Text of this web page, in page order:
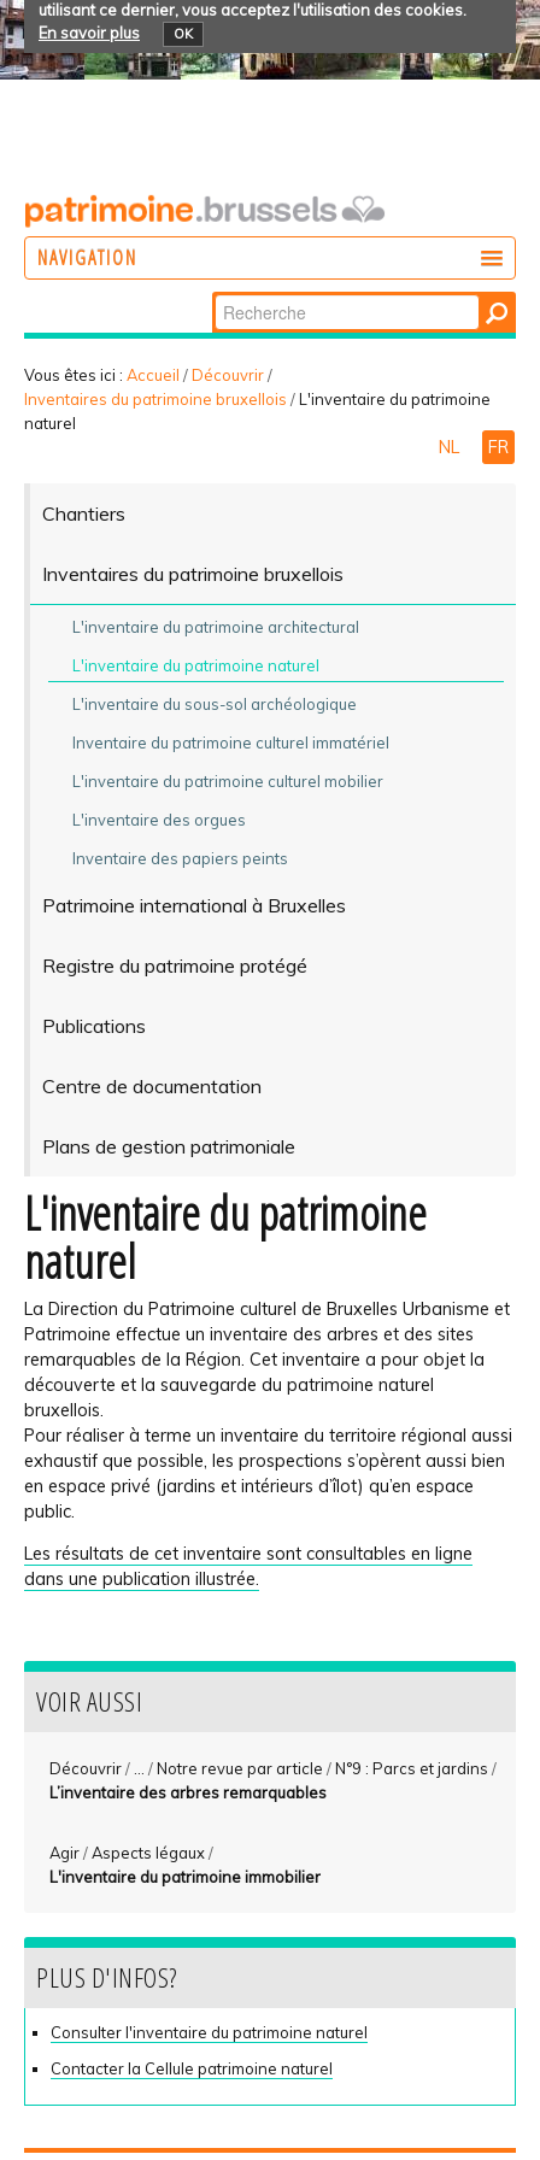
utilisant ce dernier, vous acceptez l'utilisation des cookies.
En savoir plus
OK
NAVIGATION
PARTICIPER
Chercher par
Recherche
avancée…
Vous êtes ici : Accueil /Découvrir/
Inventaires du patrimoine bruxellois /L'inventaire du patrimoine
naturel
NL FR
Chantiers
Inventaires du patrimoine bruxellois
L'inventaire du patrimoine architectural
L'inventaire du patrimoine naturel
L'inventaire du sous-sol archéologique
Inventaire du patrimoine culturel immatériel
L'inventaire du patrimoine culturel mobilier
L'inventaire des orgues
Inventaire des papiers peints
Patrimoine international à Bruxelles
Registre du patrimoine protégé
Publications
Centre de documentation
Plans de gestion patrimoniale
L'inventaire du patrimoine
naturel
La Direction du Patrimoine culturel de Bruxelles Urbanisme et
Patrimoine effectue un inventaire des arbres et des sites
remarquables de la Région. Cet inventaire a pour objet la
découverte et la sauvegarde du patrimoine naturel
bruxellois.
Pour réaliser à terme un inventaire du territoire régional aussi
exhaustif que possible, les prospections s’opèrent aussi bien
en espace privé (jardins et intérieurs d’îlot) qu’en espace
public.
Les résultats de cet inventaire sont consultables en ligne
dans une publication illustrée.
VOIR AUSSI
Découvrir/ .../Notre revue par article /N°9 : Parcs et jardins /
L’inventaire des arbres remarquables
Agir/Aspects légaux/
L'inventaire du patrimoine immobilier
PLUS D'INFOS?
Consulter l'inventaire du patrimoine naturel
Contacter la Cellule patrimoine naturel